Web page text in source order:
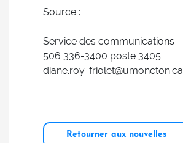
Source :
Service des communications
506 336-3400 poste 3405
diane.roy-friolet@umoncton.ca
Retourner aux nouvelles